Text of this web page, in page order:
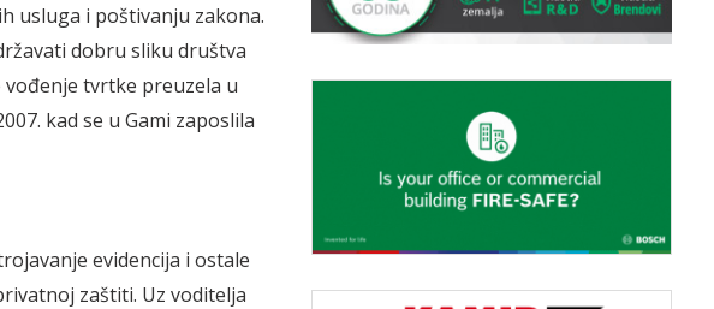
usluga i poštivanju zakona.
dobru sliku društva
tvrtke preuzela u
kad se u Gami zaposlila
evidencija i ostale
zaštiti. Uz voditelja